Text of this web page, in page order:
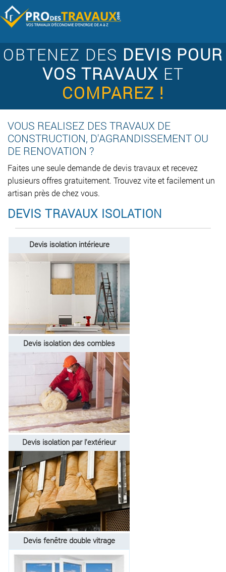
OBTENEZ DES DEVIS POUR
VOS TRAVAUX ET
COMPAREZ !
VOUS REALISEZ DES TRAVAUX DE
CONSTRUCTION, D'AGRANDISSEMENT OU
DE RENOVATION ?
Faites une seule demande de devis travaux et recevez
plusieurs offres gratuitement. Trouvez vite et facilement un
artisan près de chez vous.
DEVIS TRAVAUX ISOLATION
Devis isolation intérieure
Devis isolation des combles
Devis isolation par l'extérieur
Devis fenêtre double vitrage